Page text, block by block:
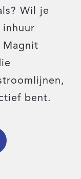
Wil je
Magnit
bent.